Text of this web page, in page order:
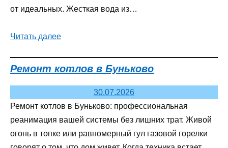
от идеальных. Жесткая вода из…
Читать далее
Ремонт котлов в Буньково
30.07.2026
Ремонт котлов в Буньково: профессиональная
реанимация вашей системы без лишних трат. Живой
огонь в топке или равномерный гул газовой горелки